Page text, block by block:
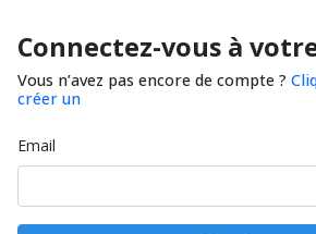
Connectez-vous à
Vous n’avez pas encore de compte ?
créer un
Email